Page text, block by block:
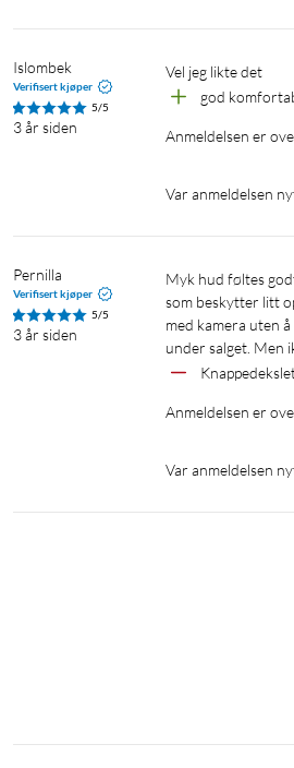
Islombek
Verifisert kjøper
5/5
3 år siden
vel jeg likte det
god
Anmeldelsen er
Var anmeldelsen
Pernilla
Verifisert kjøper
5/5
3 år siden
Myk hud føltes godt i hånden og skallet sitter tett og er tynt lett å ta ut og sette telefonen i men fortsatt en fleksibel plast
som beskytter litt
med kamera uten
under salget. Men
Anmeldelsen er
Var anmeldelsen